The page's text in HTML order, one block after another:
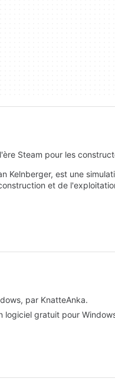
Steam pour les
Kelnberger, est une
et de
par KnatteAnka.
logiciel gratuit pour